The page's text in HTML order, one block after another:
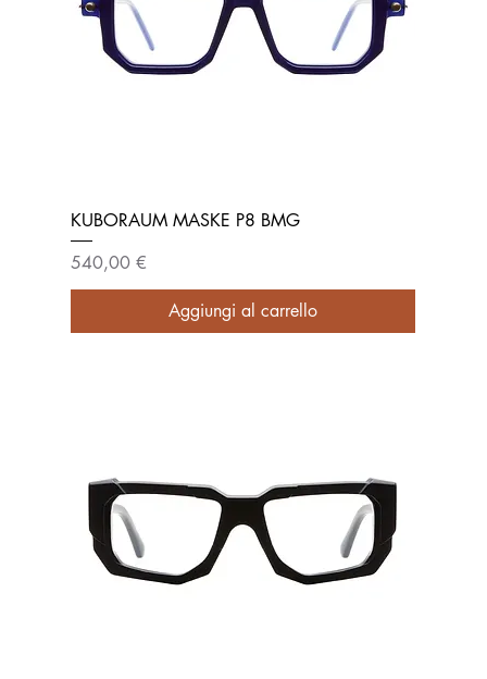
KUBORAUM MASKE P8 BMG
Prezzo
540,00 €
Aggiungi al carrello